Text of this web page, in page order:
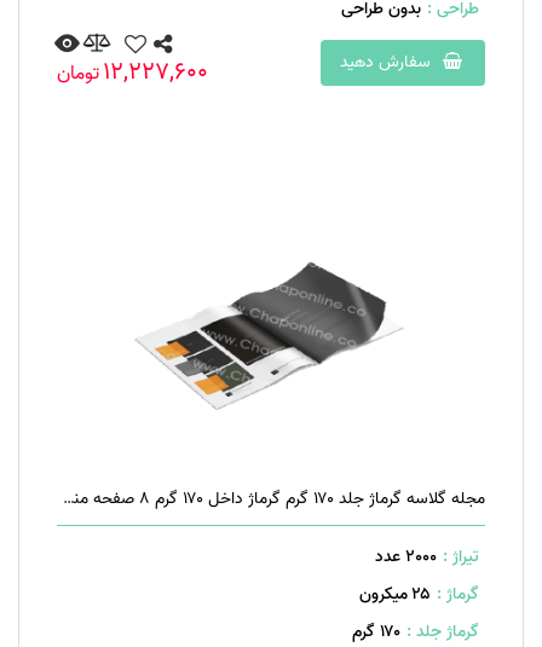
طراحی : بدون طراحی
سفارش دهید
12,227,600تومان
مجله گلاسه گرماژ جلد ۱۷۰ گرم گرماژ داخل ۱۷۰ گرم ۸ صفحه منگنه تخت
تیراژ : 2000 عدد
گرماژ : ۲۵ میکرون
گرماژ جلد : ۱۷۰ گرم